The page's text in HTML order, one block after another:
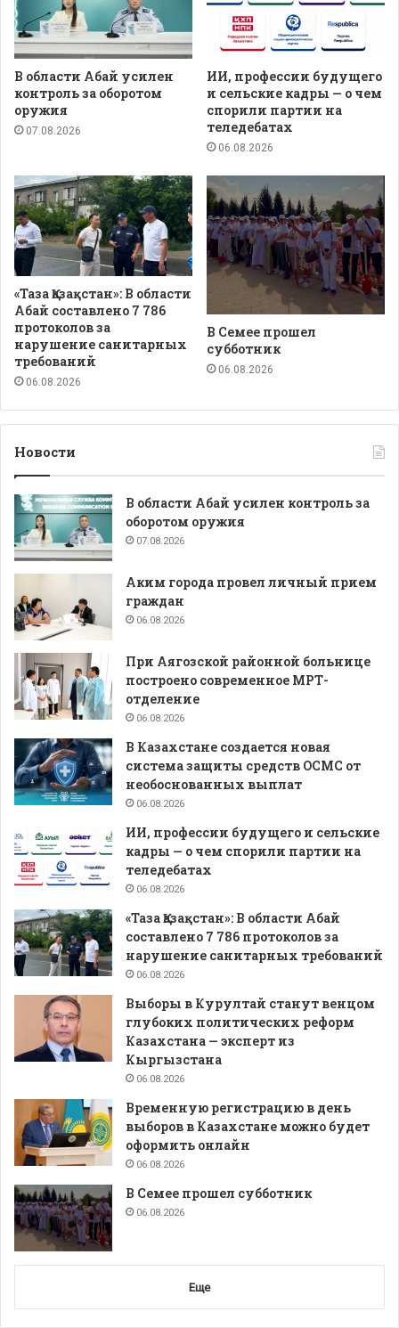
В области Абай усилен
контроль за оборотом
оружия
07.08.2026
ИИ, профессии будущего
и сельские кадры — о чем
спорили партии на
теледебатах
06.08.2026
«Таза Қазақстан»: В области
Абай составлено 7 786
протоколов за
нарушение санитарных
требований
06.08.2026
В Семее прошел
субботник
06.08.2026
Новости
В области Абай усилен контроль за
оборотом оружия
07.08.2026
Аким города провел личный прием
граждан
06.08.2026
При Аягозской районной больнице
построено современное МРТ-
отделение
06.08.2026
В Казахстане создается новая
система защиты средств ОСМС от
необоснованных выплат
06.08.2026
ИИ, профессии будущего и сельские
кадры — о чем спорили партии на
теледебатах
06.08.2026
«Таза Қазақстан»: В области Абай
составлено 7 786 протоколов за
нарушение санитарных требований
06.08.2026
Выборы в Курултай станут венцом
глубоких политических реформ
Казахстана — эксперт из
Кыргызстана
06.08.2026
Временную регистрацию в день
выборов в Казахстане можно будет
оформить онлайн
06.08.2026
В Семее прошел субботник
06.08.2026
Еще